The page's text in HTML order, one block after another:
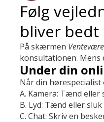
Følg
bliver bedt
På skærmen
konsultationen. Mens
Under din
Når din
A. Kamera: Tænd eller
B. Lyd: Tænd eller sluk
C. Chat: Skriv en